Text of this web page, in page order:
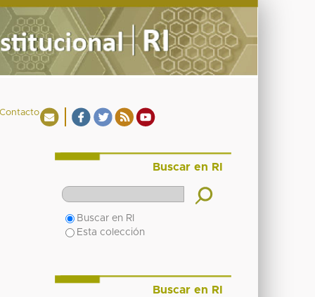
Buscar en RI
Buscar en RI
Esta colección
Buscar en RI